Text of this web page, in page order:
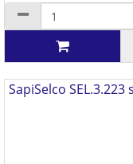
SapiSelco